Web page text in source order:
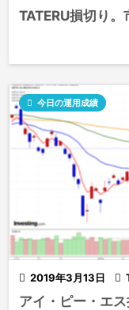
TATERU損切り。
 2019年3月13日
 今日の運用成績

アイ・ピー・エス